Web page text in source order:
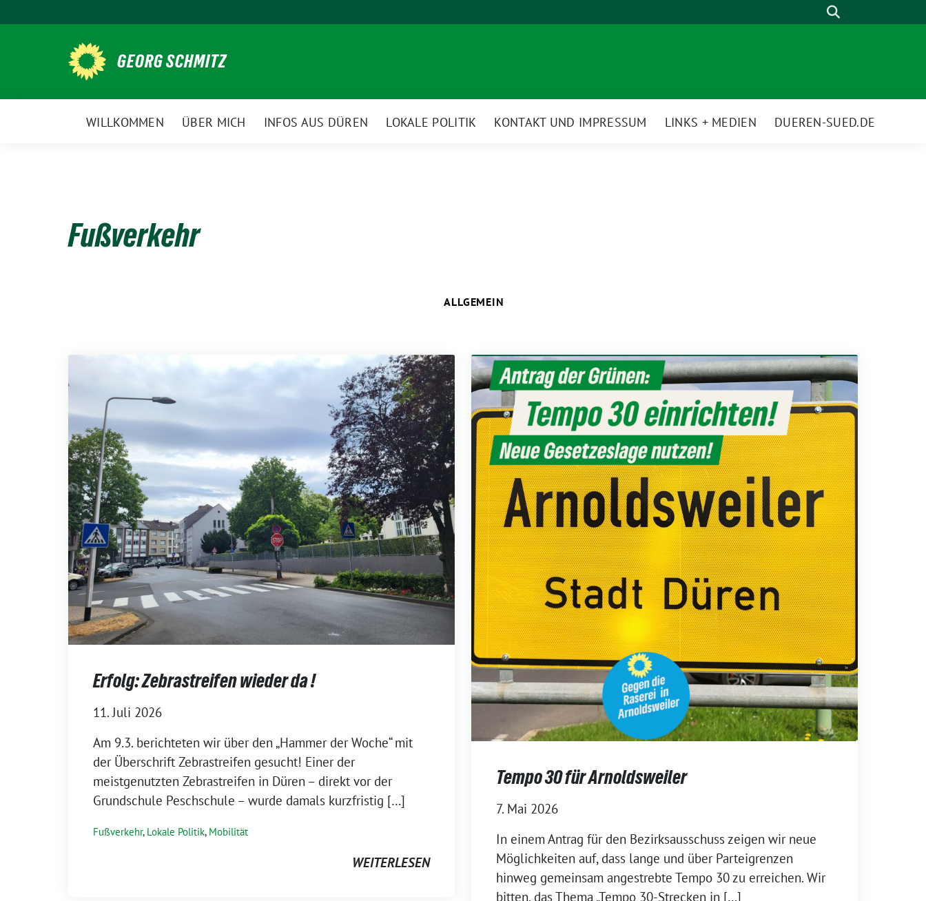
zum
Suche
GEORG SCHMITZ
WILLKOMMEN ÜBER MICH INFOS AUS DÜREN LOKALE POLITIK KONTAKT UND IMPRESSUM LINKS + MEDIEN DUEREN-SUED.DE
Fußverkehr
ALLGEMEIN
Erfolg: Zebrastreifen wieder da !
11. Juli 2026
Am 9.3. berichteten wir über den „Hammer der Woche“ mit
der Überschrift Zebrastreifen gesucht! Einer der
meistgenutzten Zebrastreifen in Düren – direkt vor der
Grundschule Peschschule – wurde damals kurzfristig […]
Fußverkehr, Lokale Politik, Mobilität
WEITERLESEN
Tempo 30 für Arnoldsweiler
7. Mai 2026
In einem Antrag für den Bezirksausschuss zeigen wir neue
Möglichkeiten auf, dass lange und über Parteigrenzen
hinweg gemeinsam angestrebte Tempo 30 zu erreichen. Wir
bitten, das Thema „Tempo 30-Strecken in […]